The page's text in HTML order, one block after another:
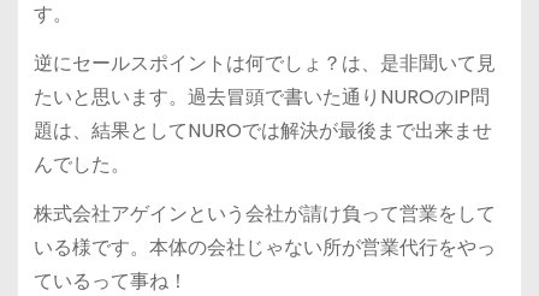
す。
逆にセールスポイントは何でしょ？は、是非聞いて見
たいと思います。過去冒頭で書いた通りNUROのIP問
題は、結果としてNUROでは解決が最後まで出来ませ
んでした。
株式会社アゲインという会社が請け負って営業をして
いる様です。本体の会社じゃない所が営業代行をやっ
ているって事ね！